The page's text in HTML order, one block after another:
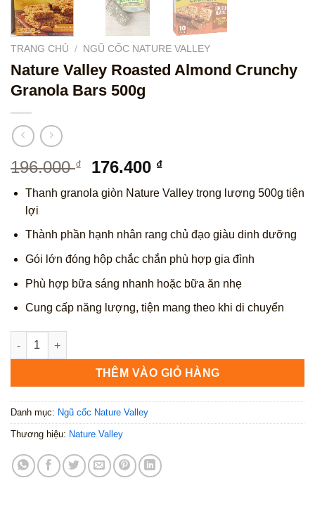
TRANG CHỦ / NGŨ CỐC NATURE VALLEY
Nature Valley Roasted Almond Crunchy
Granola Bars 500g
196.000₫
Giá
gốc
là:
176.400 ₫Giá
tại
176.400 ₫.
Thanh granola giòn Nature Valley trọng lượng 500g tiện
lợi
Thành phần hạnh nhân rang chủ đạo giàu dinh dưỡng
Gói lớn đóng hộp chắc chắn phù hợp gia đình
Phù hợp bữa sáng nhanh hoặc bữa ăn nhẹ
Cung cấp năng lượng, tiện mang theo khi di chuyển
Nature Valley Roasted Almond Crunchy Granola Bars 500g số
THÊM VÀO GIỎ HÀNG
Danh mục: Ngũ cốc Nature Valley
Thương hiệu: Nature Valley